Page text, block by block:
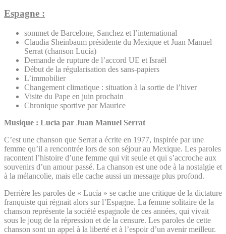
Espagne :
sommet de Barcelone, Sanchez et l’international
Claudia Sheinbaum présidente du Mexique et Juan Manuel
Serrat (chanson Lucía)
Demande de rupture de l’accord UE et Israël
Début de la régularisation des sans-papiers
L’immobilier
Changement climatique : situation à la sortie de l’hiver
Visite du Pape en juin prochain
Chronique sportive par Maurice
Musique : Lucía par Juan Manuel Serrat
C’est une chanson que Serrat a écrite en 1977, inspirée par une
femme qu’il a rencontrée lors de son séjour au Mexique. Les paroles
racontent l’histoire d’une femme qui vit seule et qui s’accroche aux
souvenirs d’un amour passé. La chanson est une ode à la nostalgie et
à la mélancolie, mais elle cache aussi un message plus profond.
Derrière les paroles de « Lucía » se cache une critique de la dictature
franquiste qui régnait alors sur l’Espagne. La femme solitaire de la
chanson représente la société espagnole de ces années, qui vivait
sous le joug de la répression et de la censure. Les paroles de cette
chanson sont un appel à la liberté et à l’espoir d’un avenir meilleur.